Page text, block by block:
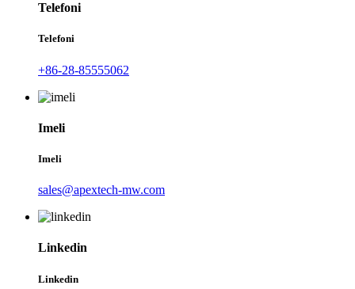
Telefoni
Telefoni
+86-28-85555062
Imeli
Imeli
sales@apextech-mw.com
Linkedin
Linkedin